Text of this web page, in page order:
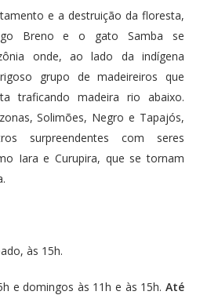
e a destruição da floresta,
Breno e o gato Samba se
onde, ao lado da indígena
grupo de madeireiros que
traficando madeira rio abaixo.
Solimões, Negro e Tapajós,
surpreendentes com seres
Iara e Curupira, que se tornam
às 15h.
e domingos às 11h e às 15h. Até